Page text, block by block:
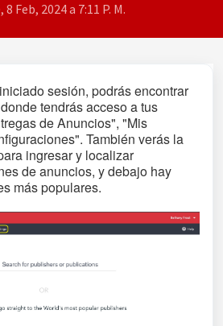
Feb, 2024 a 7:11 P. M.
sesión, podrás encontrar
tendrás acceso a tus
de Anuncios", "Mis
También verás la
ingresar y localizar
de anuncios, y debajo hay
más populares.